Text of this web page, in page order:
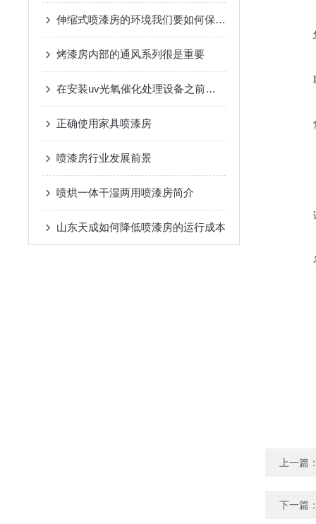
伸缩式喷漆房的环境我们要如何保护？
烤漆房内部的通风系列很是重要
在安装uv光氧催化处理设备之前一定要检查
正确使用家具喷漆房
喷漆房行业发展前景
喷烘一体干湿两用喷漆房简介
山东天成如何降低喷漆房的运行成本
上一篇
下一篇